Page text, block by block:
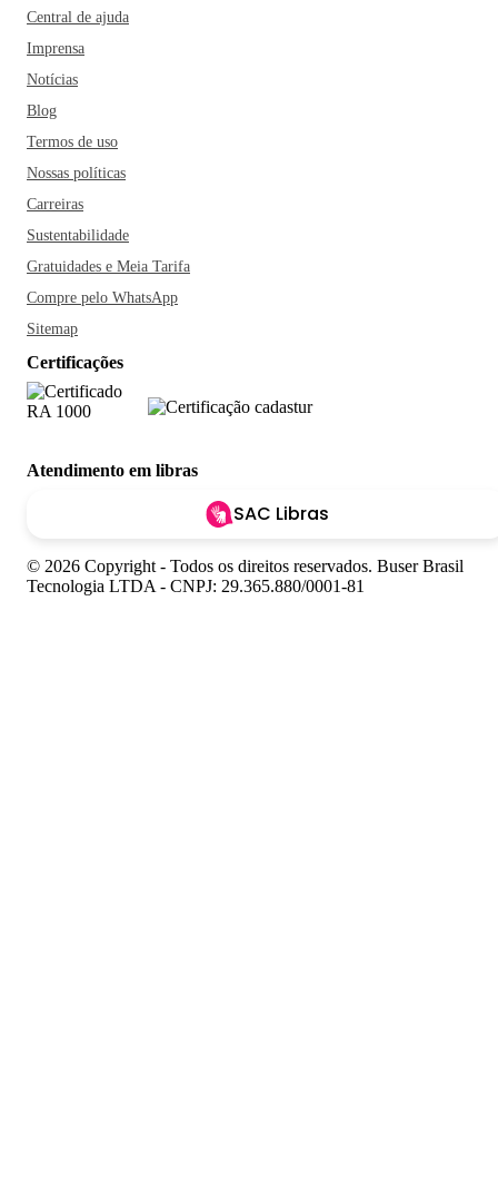
Central de ajuda
Imprensa
Notícias
Blog
Termos de uso
Nossas políticas
Carreiras
Sustentabilidade
Gratuidades e Meia Tarifa
Compre pelo WhatsApp
Sitemap
Certificações
Atendimento em libras
SAC Libras
© 2026 Copyright - Todos os direitos reservados. Buser Brasil
Tecnologia LTDA - CNPJ: 29.365.880/0001-81